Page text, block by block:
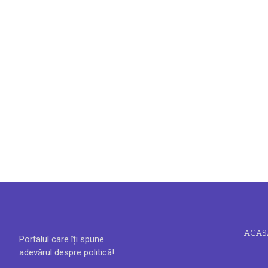
Portalul care îți spune
adevărul despre politică!